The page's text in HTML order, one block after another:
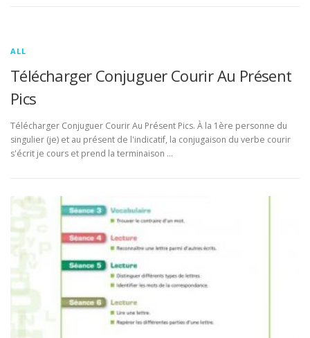
ALL
Télécharger Conjuguer Courir Au Présent
Pics
Télécharger Conjuguer Courir Au Présent Pics. À la 1ère personne du
singulier (je) et au présent de l'indicatif, la conjugaison du verbe courir
s'écrit je cours et prend la terminaison …